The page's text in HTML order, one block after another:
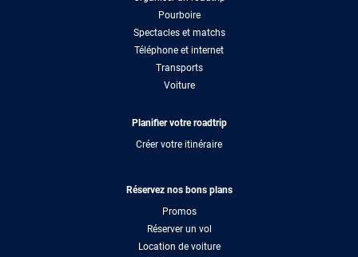
Pourboire
Spectacles et matchs
Téléphone et internet
Transports
Voiture
Planifier votre roadtrip
Créer votre itinéraire
Réservez nos bons plans
Promos
Réserver un vol
Location de voiture